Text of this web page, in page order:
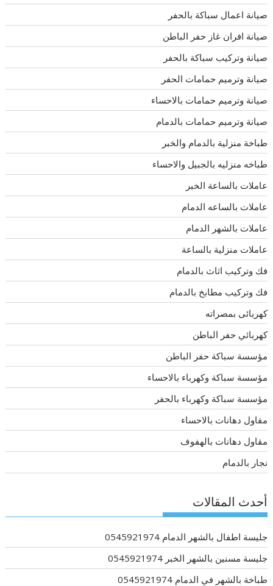
صيانة اعمال سباكة بالحفر
صيانة افران غاز حفر الباطن
صيانة وتركيب سباكة بالحفر
صيانة وترميم حمامات الحفر
صيانة وترميم حمامات بالاحساء
صيانة وترميم حمامات بالدمام
طباخة منزلية بالدمام والخبر
طباخه منزليه بالجبيل والاحساء
عاملات بالساعة الخبر
عاملات بالساعه الدمام
عاملات بالشهر الدمام
عاملات منزلية بالساعة
فك وتركيب اثاث بالدمام
فك وتركيب مطابخ بالدمام
كهربائى بمصراته
كهربائي حفر الباطن
مؤسسة سباكة حفر الباطن
مؤسسة سباكة وكهرباء بالاحساء
مؤسسة سباكة وكهرباء بالحفر
مقاول دهانات بالاحساء
مقاول دهانات بالهفوف
نجار بالدمام
أحدث المقالات
جليسة اطفال بالشهر الدمام 0545921974
جليسة مسنين بالشهر الخبر 0545921974
طباخة بالشهر في الدمام 0545921974